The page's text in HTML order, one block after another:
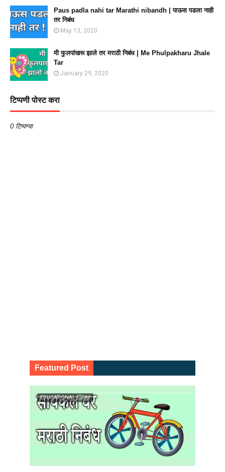
Paus padla nahi tar Marathi nibandh | पाऊस पडला नाही
तर निबंध
May 13, 2020
मी फुलपांखरू झाले तर मराठी निबंध | Me Phulpakharu Jhale
Tar
January 29, 2020
टिप्पणी पोस्ट करा
0 टिप्पण्या
Featured Post
EDUCATIONAL ESSAY